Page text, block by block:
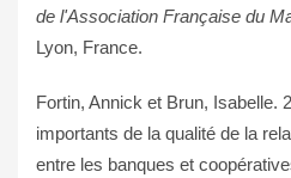
de l'Association Française du
Lyon, France.
Fortin, Annick et Brun, Isabelle.
importants de la qualité de la
entre les banques et